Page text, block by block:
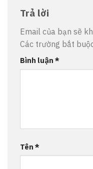
Trả lời
Email của bạn sẽ
Các trường bắt
Bình luận *
Tên *